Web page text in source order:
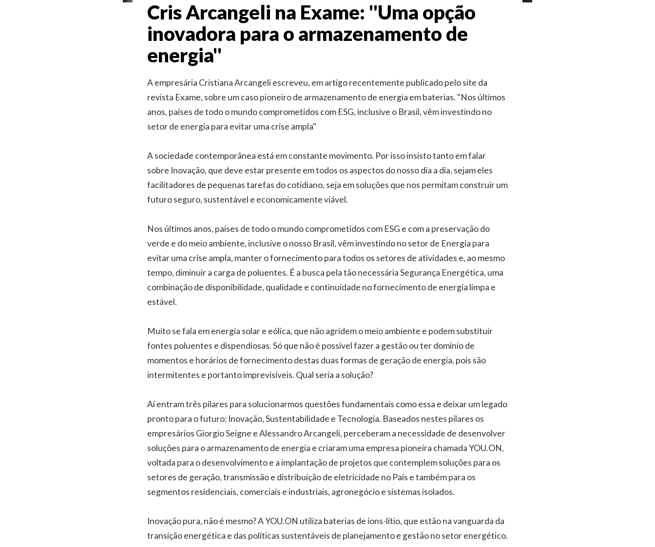
Cris Arcangeli na Exame: ''Uma opção
inovadora para o armazenamento de
energia''
A empresária Cristiana Arcangeli escreveu, em artigo recentemente publicado pelo site da
revista Exame, sobre um caso pioneiro de armazenamento de energia em baterias. "Nos últimos
anos, países de todo o mundo comprometidos com ESG, inclusive o Brasil, vêm investindo no
setor de energia para evitar uma crise ampla"
A sociedade contemporânea está em constante movimento. Por isso insisto tanto em falar
sobre Inovação, que deve estar presente em todos os aspectos do nosso dia a dia, sejam eles
facilitadores de pequenas tarefas do cotidiano, seja em soluções que nos permitam construir um
futuro seguro, sustentável e economicamente viável.
Nos últimos anos, países de todo o mundo comprometidos com ESG e com a preservação do
verde e do meio ambiente, inclusive o nosso Brasil, vêm investindo no setor de Energia para
evitar uma crise ampla, manter o fornecimento para todos os setores de atividades e, ao mesmo
tempo, diminuir a carga de poluentes. É a busca pela tão necessária Segurança Energética, uma
combinação de disponibilidade, qualidade e continuidade no fornecimento de energia limpa e
estável.
Muito se fala em energia solar e eólica, que não agridem o meio ambiente e podem substituir
fontes poluentes e dispendiosas. Só que não é possível fazer a gestão ou ter domínio de
momentos e horários de fornecimento destas duas formas de geração de energia, pois são
intermitentes e portanto imprevisíveis. Qual seria a solução?
Aí entram três pilares para solucionarmos questões fundamentais como essa e deixar um legado
pronto para o futuro: Inovação, Sustentabilidade e Tecnologia. Baseados nestes pilares os
empresários Giorgio Seigne e Alessandro Arcangeli, perceberam a necessidade de desenvolver
soluções para o armazenamento de energia e criaram uma empresa pioneira chamada YOU.ON,
voltada para o desenvolvimento e a implantação de projetos que contemplem soluções para os
setores de geração, transmissão e distribuição de eletricidade no País e também para os
segmentos residenciais, comerciais e industriais, agronegócio e sistemas isolados.
Inovação pura, não é mesmo? A YOU.ON utiliza baterias de íons-lítio, que estão na vanguarda da
transição energética e das políticas sustentáveis de planejamento e gestão no setor energético.